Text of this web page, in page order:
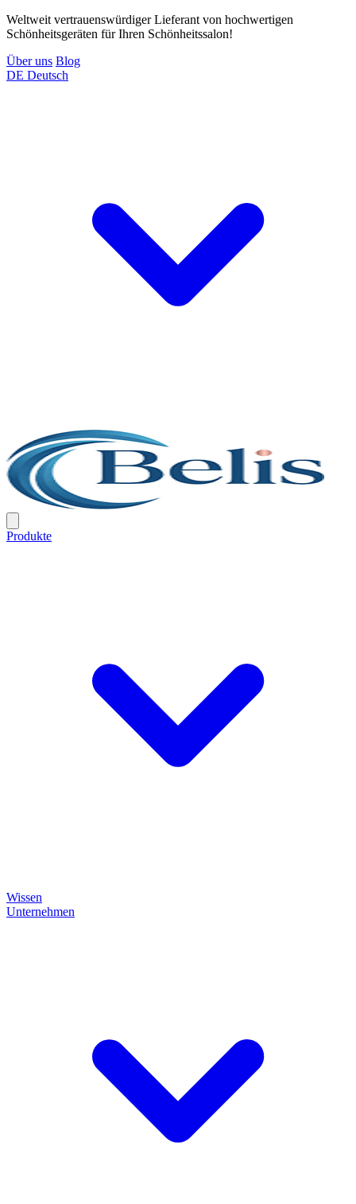
Weltweit vertrauenswürdiger Lieferant von hochwertigen
Schönheitsgeräten für Ihren Schönheitssalon!
Über uns Blog
DE Deutsch
Produkte
Wissen
Unternehmen